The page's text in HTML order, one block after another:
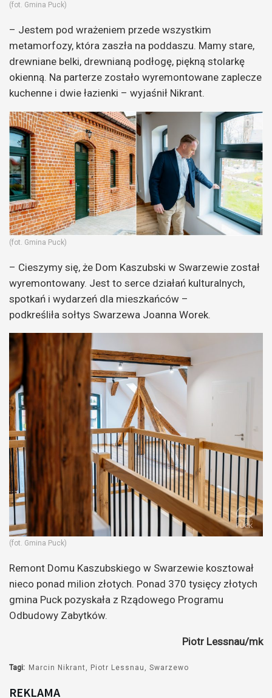
(fot. Gmina Puck)
– Jestem pod wrażeniem przede wszystkim
metamorfozy, która zaszła na poddaszu. Mamy stare,
drewniane belki, drewnianą podłogę, piękną stolarkę
okienną. Na parterze zostało wyremontowane zaplecze
kuchenne i dwie łazienki – wyjaśnił Nikrant.
(fot. Gmina Puck)
– Cieszymy się, że Dom Kaszubski w Swarzewie został
wyremontowany. Jest to serce działań kulturalnych,
spotkań i wydarzeń dla mieszkańców –
podkreśliła sołtys Swarzewa Joanna Worek.
(fot. Gmina Puck)
Remont Domu Kaszubskiego w Swarzewie kosztował
nieco ponad milion złotych. Ponad 370 tysięcy złotych
gmina Puck pozyskała z Rządowego Programu
Odbudowy Zabytków.
Piotr Lessnau/mk
Tagi: Marcin Nikrant Piotr Lessnau Swarzewo
REKLAMA